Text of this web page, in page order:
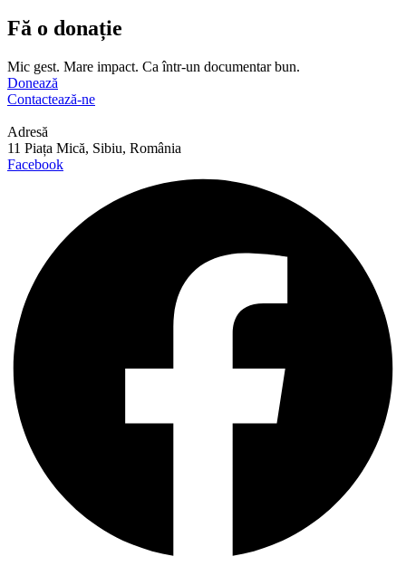
Fă o donație
Mic gest. Mare impact. Ca într-un documentar bun.
Donează
Contactează-ne
Adresă
11 Piața Mică, Sibiu, România
Facebook